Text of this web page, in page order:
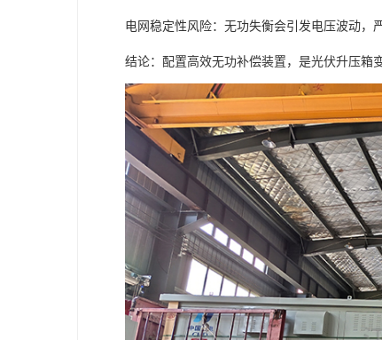
电网稳定性风险：无功失衡会引发电压波动
结论：配置高效无功补偿装置，是光伏升压箱